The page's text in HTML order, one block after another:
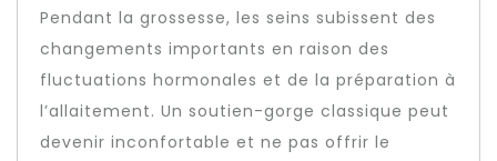
Pendant la grossesse, les seins subissent des
changements importants en raison des
fluctuations hormonales et de la préparation à
l’allaitement. Un soutien-gorge classique peut
devenir inconfortable et ne pas offrir le